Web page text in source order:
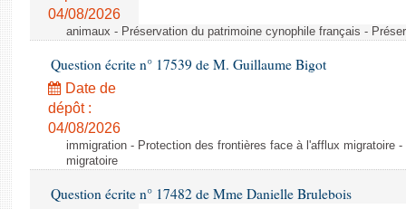
04/08/2026
animaux - Préservation du patrimoine cynophile français -
Question écrite n° 17539 de M. Guillaume Bigot
Date de
dépôt :
04/08/2026
immigration - Protection des frontières face à l'afflux migratoire
migratoire
Question écrite n° 17482 de Mme Danielle Brulebois